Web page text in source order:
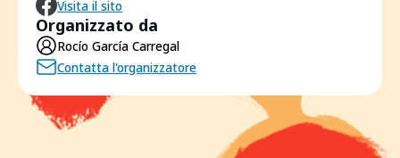
Visita il sito
Organizzato da
Rocío García Carregal
Contatta l'organizzatore